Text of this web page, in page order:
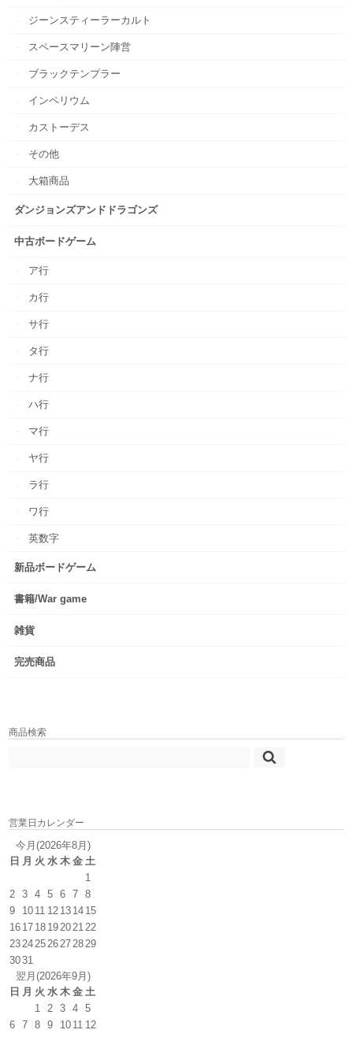
ジーンスティーラーカルト
スペースマリーン陣営
ブラックテンプラー
インペリウム
カストーデス
その他
大箱商品
ダンジョンズアンドドラゴンズ
中古ボードゲーム
ア行
カ行
サ行
タ行
ナ行
ハ行
マ行
ヤ行
ラ行
ワ行
英数字
新品ボードゲーム
書籍/War game
雑貨
完売商品
商品検索
営業日カレンダー
今月(2026年8月)
日 月 火 水 木 金 土
1
2
3 4 5 6 7
8
9
10 11 12 13 14 15
16 17 18 19 20 21 22
23 24 25 26 27 28 29
3031
翌月(2026年9月)
日 月 火 水 木 金 土
1
2 3 4
5
6
7 8 9 10 11 12